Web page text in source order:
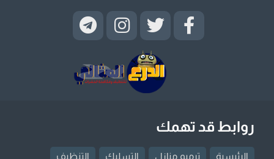
روابط قد تهمك
الرئيسية ترميم منازل التسليك التنظيف